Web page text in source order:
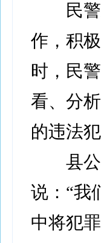
民警
作，积
时，民
看、分
的违法
县公
说：“我
中将犯